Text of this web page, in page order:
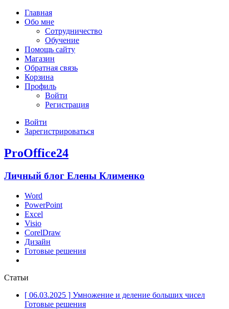
Главная
Обо мне
Сотрудничество
Обучение
Помощь сайту
Магазин
Обратная связь
Корзина
Профиль
Войти
Регистрация
Войти
Зарегистрироваться
ProOffice24
Личный блог Елены Клименко
Word
PowerPoint
Excel
Visio
CorelDraw
Дизайн
Готовые решения
Статьи
[ 06.03.2025 ] Умножение и деление больших чисел
Готовые решения